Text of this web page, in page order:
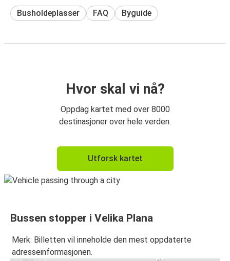
Busholdeplasser FAQ Byguide
Hvor skal vi nå?
Oppdag kartet med over 8000
destinasjoner over hele verden.
Utforsk kartet
Bussen stopper i Velika Plana
Merk: Billetten vil inneholde den mest oppdaterte
adresseinformasjonen.